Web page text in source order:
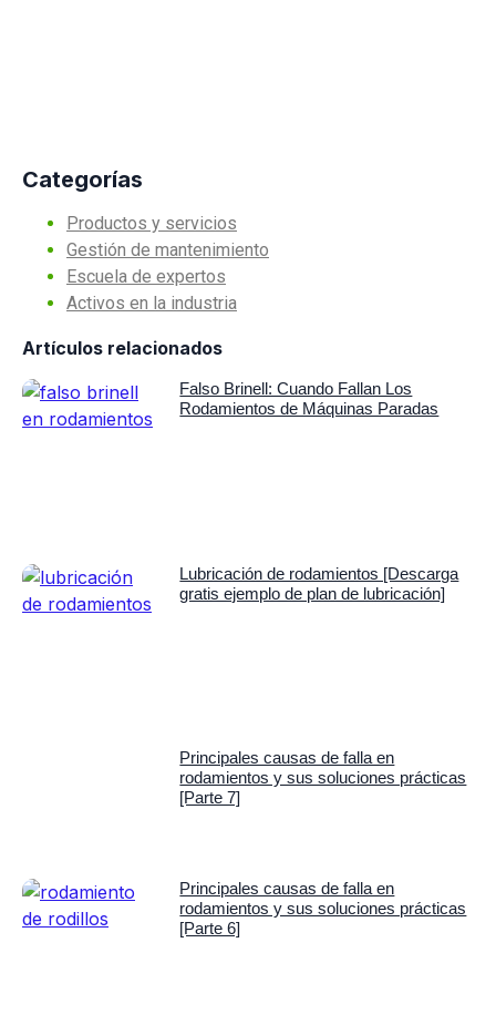
Categorías
Productos y servicios
Gestión de mantenimiento
Escuela de expertos
Activos en la industria
Artículos relacionados
Falso Brinell: Cuando Fallan Los
Rodamientos de Máquinas Paradas
Lubricación de rodamientos [Descarga
gratis ejemplo de plan de lubricación]
Principales causas de falla en
rodamientos y sus soluciones prácticas
[Parte 7]
Principales causas de falla en
rodamientos y sus soluciones prácticas
[Parte 6]